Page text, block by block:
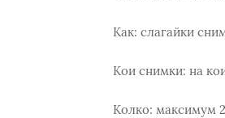
Как: слагайки
Кои снимки: на
Колко: максимум